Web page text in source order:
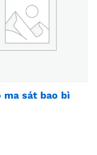
ma sát bao bì